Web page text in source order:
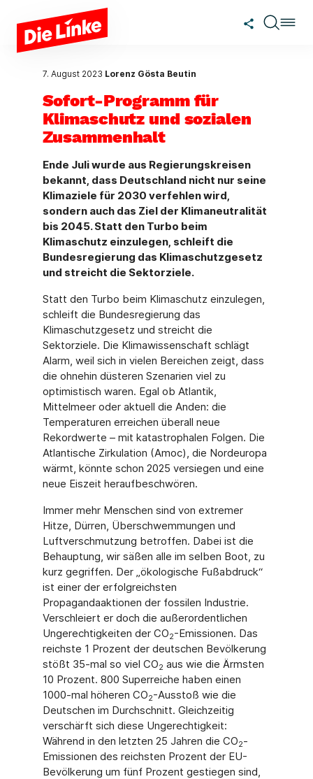
Zum Hauptinhalt springen
7. August 2023 Lorenz Gösta Beutin
Sofort-Programm für
Klimaschutz und sozialen
Zusammenhalt
Ende Juli wurde aus Regierungskreisen
bekannt, dass Deutschland nicht nur seine
Klimaziele für 2030 verfehlen wird,
sondern auch das Ziel der Klimaneutralität
bis 2045. Statt den Turbo beim
Klimaschutz einzulegen, schleift die
Bundesregierung das Klimaschutzgesetz
und streicht die Sektorziele.
Statt den Turbo beim Klimaschutz einzulegen,
schleift die Bundesregierung das
Klimaschutzgesetz und streicht die
Sektorziele. Die Klimawissenschaft schlägt
Alarm, weil sich in vielen Bereichen zeigt, dass
die ohnehin düsteren Szenarien viel zu
optimistisch waren. Egal ob Atlantik,
Mittelmeer oder aktuell die Anden: die
Temperaturen erreichen überall neue
Rekordwerte – mit katastrophalen Folgen. Die
Atlantische Zirkulation (Amoc), die Nordeuropa
wärmt, könnte schon 2025 versiegen und eine
neue Eiszeit heraufbeschwören.
Immer mehr Menschen sind von extremer
Hitze, Dürren, Überschwemmungen und
Luftverschmutzung betroffen. Dabei ist die
Behauptung, wir säßen alle im selben Boot, zu
kurz gegriffen. Der „ökologische Fußabdruck“
ist einer der erfolgreichsten
Propagandaaktionen der fossilen Industrie.
Verschleiert er doch die außerordentlichen
Ungerechtigkeiten der CO2-Emissionen. Das
reichste 1 Prozent der deutschen Bevölkerung
stößt 35-mal so viel CO2 aus wie die Ärmsten
10 Prozent. 800 Superreiche haben einen
1000-mal höheren CO2-Ausstoß wie die
Deutschen im Durchschnitt. Gleichzeitig
verschärft sich diese Ungerechtigkeit:
Während in den letzten 25 Jahren die CO2-
Emissionen des reichsten Prozent der EU-
Bevölkerung um fünf Prozent gestiegen sind,